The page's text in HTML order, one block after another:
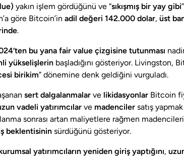
yakın işlem gördüğünü ve “sıkışmış bir yay gibi
göre Bitcoin’in adil değeri 142.000 dolar, üst
.
bu yana fair value çizgisine tutunması
yükselişlerin başladığını gösteriyor. Livingston,
birikim” dönemine denk geldiğini vurguladı.
sert dalgalanmalar ve likidasyonlar Bitcoin
vadeli yatırımcılar ve madenciler satış
sonrası artan maliyetlere rağmen
beklentisinin sürdüğünü gösteriyor.
yatırımcıların yeniden giriş yaptığını,